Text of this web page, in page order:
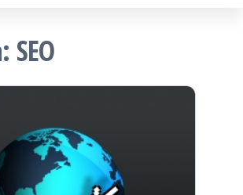
SEO